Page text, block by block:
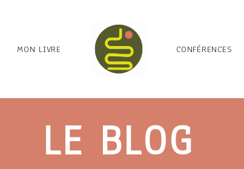
MON LIVRE CONFÉRENCES
LE BLOG